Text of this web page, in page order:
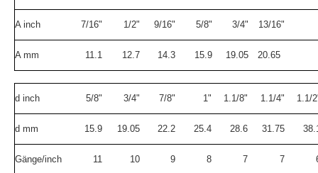
A inch 7/16" 1/2" 9/16" 5/8" 3/4" 13/16"
A mm 11.1 12.7 14.3 15.9 19.05 20.65
d inch 5/8" 3/4" 7/8" 1" 1.1/8" 1.1/4" 1.1/
d mm 15.9 19.05 22.2 25.4 28.6 31.75
Gänge/inch 11 10 9 8 7 7